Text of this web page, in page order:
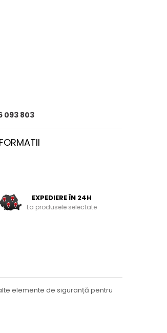
093 803
EXPEDIERE ÎN 24H
La produsele selectate
elemente de siguranță pentru